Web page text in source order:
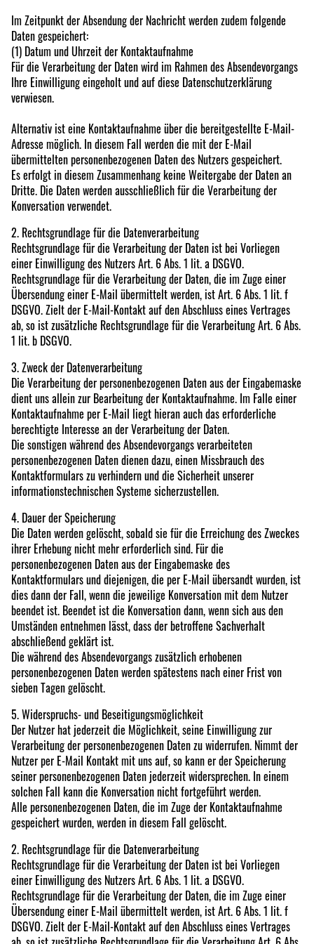
Im Zeitpunkt der Absendung der Nachricht werden zudem folgende
Daten gespeichert:
(1) Datum und Uhrzeit der Kontaktaufnahme
Für die Verarbeitung der Daten wird im Rahmen des Absendevorgangs
Ihre Einwilligung eingeholt und auf diese Datenschutzerklärung
verwiesen.
Alternativ ist eine Kontaktaufnahme über die bereitgestellte E-Mail-
Adresse möglich. In diesem Fall werden die mit der E-Mail
übermittelten personenbezogenen Daten des Nutzers gespeichert.
Es erfolgt in diesem Zusammenhang keine Weitergabe der Daten an
Dritte. Die Daten werden ausschließlich für die Verarbeitung der
Konversation verwendet.
2. Rechtsgrundlage für die Datenverarbeitung
Rechtsgrundlage für die Verarbeitung der Daten ist bei Vorliegen
einer Einwilligung des Nutzers Art. 6 Abs. 1 lit. a DSGVO.
Rechtsgrundlage für die Verarbeitung der Daten, die im Zuge einer
Übersendung einer E-Mail übermittelt werden, ist Art. 6 Abs. 1 lit. f
DSGVO. Zielt der E-Mail-Kontakt auf den Abschluss eines Vertrages
ab, so ist zusätzliche Rechtsgrundlage für die Verarbeitung Art. 6 Abs.
1 lit. b DSGVO.
3. Zweck der Datenverarbeitung
Die Verarbeitung der personenbezogenen Daten aus der Eingabemaske
dient uns allein zur Bearbeitung der Kontaktaufnahme. Im Falle einer
Kontaktaufnahme per E-Mail liegt hieran auch das erforderliche
berechtigte Interesse an der Verarbeitung der Daten.
Die sonstigen während des Absendevorgangs verarbeiteten
personenbezogenen Daten dienen dazu, einen Missbrauch des
Kontaktformulars zu verhindern und die Sicherheit unserer
informationstechnischen Systeme sicherzustellen.
4. Dauer der Speicherung
Die Daten werden gelöscht, sobald sie für die Erreichung des Zweckes
ihrer Erhebung nicht mehr erforderlich sind. Für die
personenbezogenen Daten aus der Eingabemaske des
Kontaktformulars und diejenigen, die per E-Mail übersandt wurden, ist
dies dann der Fall, wenn die jeweilige Konversation mit dem Nutzer
beendet ist. Beendet ist die Konversation dann, wenn sich aus den
Umständen entnehmen lässt, dass der betroffene Sachverhalt
abschließend geklärt ist.
Die während des Absendevorgangs zusätzlich erhobenen
personenbezogenen Daten werden spätestens nach einer Frist von
sieben Tagen gelöscht.
5. Widerspruchs- und Beseitigungsmöglichkeit
Der Nutzer hat jederzeit die Möglichkeit, seine Einwilligung zur
Verarbeitung der personenbezogenen Daten zu widerrufen. Nimmt der
Nutzer per E-Mail Kontakt mit uns auf, so kann er der Speicherung
seiner personenbezogenen Daten jederzeit widersprechen. In einem
solchen Fall kann die Konversation nicht fortgeführt werden.
Alle personenbezogenen Daten, die im Zuge der Kontaktaufnahme
gespeichert wurden, werden in diesem Fall gelöscht.
2. Rechtsgrundlage für die Datenverarbeitung
Rechtsgrundlage für die Verarbeitung der Daten ist bei Vorliegen
einer Einwilligung des Nutzers Art. 6 Abs. 1 lit. a DSGVO.
Rechtsgrundlage für die Verarbeitung der Daten, die im Zuge einer
Übersendung einer E-Mail übermittelt werden, ist Art. 6 Abs. 1 lit. f
DSGVO. Zielt der E-Mail-Kontakt auf den Abschluss eines Vertrages